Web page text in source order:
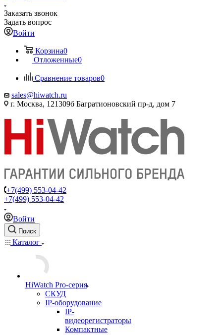
Заказать звонок
Задать вопрос
Войти
Корзина0
Отложенные0
Сравнение товаров0
sales@hiwatch.ru
г. Москва, 121309б Багратионовский пр-д, дом 7
+7(499) 553-04-42
+7(499) 553-04-42
Войти
Поиск
Каталог
HiWatch Pro-серия
CКУД
IP-оборудование
IP-
видеорегистраторы
Компактные